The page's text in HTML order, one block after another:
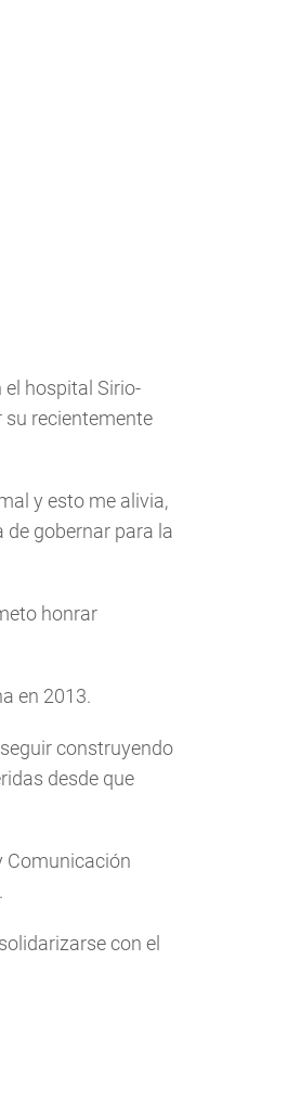
el hospital Sirio-
su recientemente
y esto me alivia,
gobernar para la
honrar
en 2013.
construyendo
desde que
Comunicación
con el